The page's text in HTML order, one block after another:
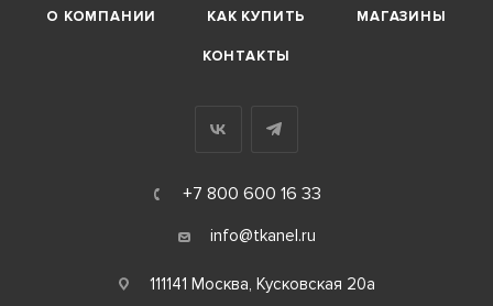
О КОМПАНИИ КАК КУПИТЬ МАГАЗИНЫ
КОНТАКТЫ
+7 800 600 16 33
info@tkanel.ru
111141 Москва, Кусковская 20а